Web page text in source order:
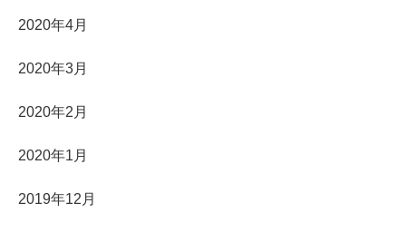
2020年4月
2020年3月
2020年2月
2020年1月
2019年12月